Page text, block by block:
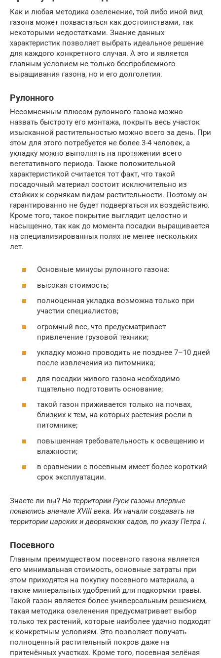
Как и любая методика озеленение, той либо иной вид
газона может похвастаться как достоинствами, так
некоторыми недостатками. Знание данных
характеристик позволяет выбрать идеальное решение
для каждого конкретного случая. А это и является
главным условием не только беспроблемного
выращивания газона, но и его долголетия.
Рулонного
Несомненным плюсом рулонного газона можно
назвать быстроту его монтажа, покрыть весь участок
изысканной растительностью можно всего за день. При
этом для этого потребуется не более 3-4 человек, а
укладку можно выполнять на протяжении всего
вегетативного периода. Также положительной
характеристикой считается тот факт, что такой
посадочный материал состоит исключительно из
стойких к сорнякам видам растительности. Поэтому он
гарантированно не будет подвергаться их воздействию.
Кроме того, такое покрытие выглядит целостно и
насыщенно, так как до момента посадки выращивается
на специализированных полях не менее нескольких
лет.
Основные минусы рулонного газона:
высокая стоимость;
полноценная укладка возможна только при
участии специалистов;
огромный вес, что предусматривает
привлечение грузовой техники;
укладку можно проводить не позднее 7–10 дней
после извлечения из питомника;
для посадки живого газона необходимо
тщательно подготовить основание;
такой газон приживается только на почвах,
близких к тем, на которых растения росли в
питомнике;
повышенная требовательность к освещению и
влажности;
в сравнении с посевным имеет более короткий
срок эксплуатации.
Знаете ли вы? На территории Руси газоны впервые
появились вначале XVIII века. Их начали создавать на
территории царских и дворянских садов, по указу Петра I.
Посевного
Главным преимуществом посевного газона является
его минимальная стоимость, основные затраты при
этом приходятся на покупку посевного материала, а
также минеральных удобрений для подкормки травы.
Такой газон является более универсальным решением,
такая методика озеленения предусматривает выбор
только тех растений, которые наиболее удачно подходят
к конкретным условиям. Это позволяет получать
полноценный растительный покров даже на
притенённых участках. Кроме того, посевная зелёная